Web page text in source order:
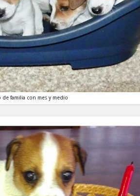
de familia con mes y medio